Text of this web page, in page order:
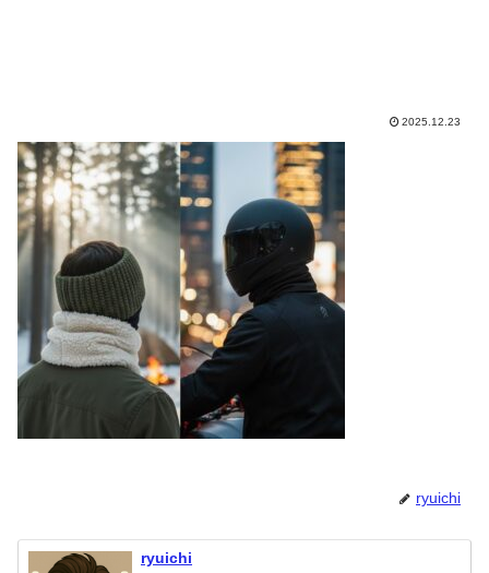
2025.12.23
ryuichi
ryuichi